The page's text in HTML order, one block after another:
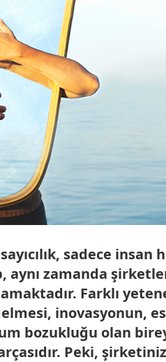
sadece insan
aynı zamanda
Farklı
inovasyonun,
bozukluğu olan
Peki,